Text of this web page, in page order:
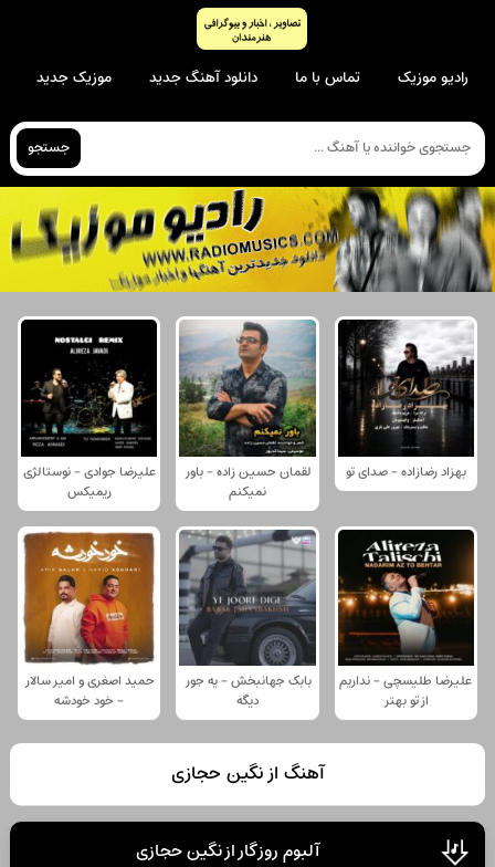
رادیو موزیک تماس با ما دانلود آهنگ جدید موزیک جدید
جستجو
بهزاد رضازاده - صدای تو
لقمان حسین زاده - باور
نمیکنم
علیرضا جوادی - نوستالژی
ریمیکس
علیرضا طلیسچی - نداریم
از تو بهتر
بابک جهانبخش - یه جور
دیگه
حمید اصغری و امیر سالار
- خود خودشه
آهنگ از نگین حجازی
آلبوم روزگار از نگین حجازی